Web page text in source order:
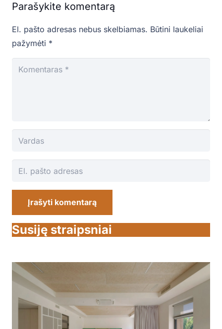
Parašykite komentarą
El. pašto adresas nebus skelbiamas. Būtini laukeliai
pažymėti *
Įrašyti komentarą
Susiję straipsniai